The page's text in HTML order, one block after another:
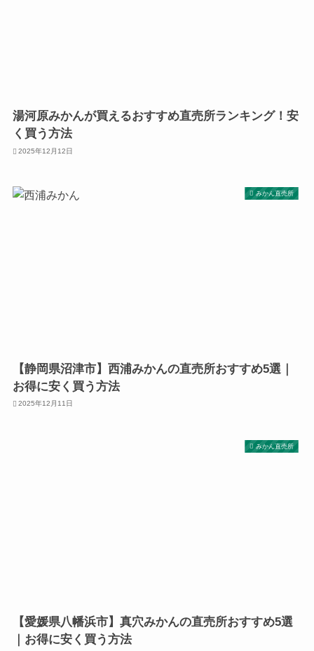
湯河原みかんが買えるおすすめ直売所ランキング！安
く買う方法
2025年12月12日
みかん直売所
【静岡県沼津市】西浦みかんの直売所おすすめ5選｜
お得に安く買う方法
2025年12月11日
みかん直売所
【愛媛県八幡浜市】真穴みかんの直売所おすすめ5選
｜お得に安く買う方法